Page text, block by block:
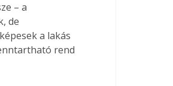
– a
de
a lakás
rend